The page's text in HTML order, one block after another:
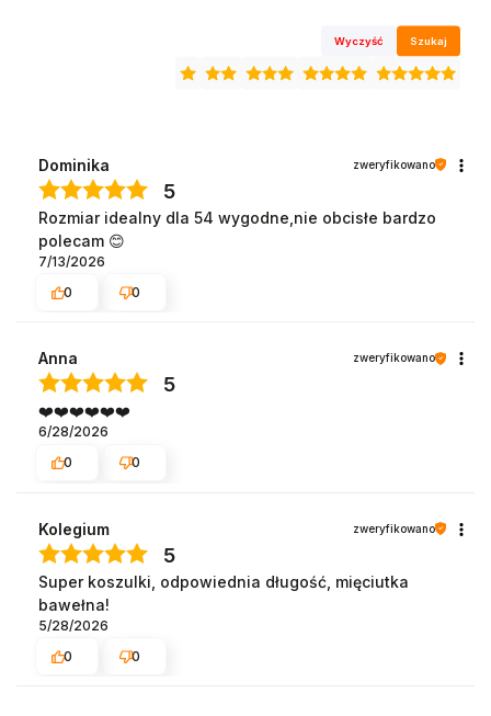
Wyczyść Szukaj
Dominika zweryfikowano
5
Rozmiar idealny dla 54 wygodne,nie obcisłe bardzo
polecam 😊
7/13/2026
0
0
Anna zweryfikowano
5
❤️❤️❤️❤️❤️❤️
6/28/2026
0
0
Kolegium zweryfikowano
5
Super koszulki, odpowiednia długość, mięciutka
bawełna!
5/28/2026
0
0